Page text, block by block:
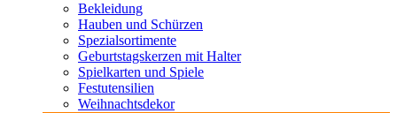
Bekleidung
Hauben und Schürzen
Spezialsortimente
Geburtstagskerzen mit Halter
Spielkarten und Spiele
Festutensilien
Weihnachtsdekor